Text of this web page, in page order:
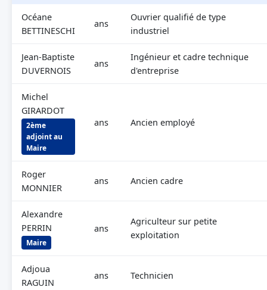
Océane
BETTINESCHI
ans
Ouvrier qualifié de type
industriel
Jean-Baptiste
DUVERNOIS
ans
Ingénieur et cadre technique
d'entreprise
Michel
GIRARDOT
2ème
adjoint au
Maire
ans Ancien employé
Roger
MONNIER
ans Ancien cadre
Alexandre
PERRIN
Maire
ans
Agriculteur sur petite
exploitation
Adjoua
RAGUIN
ans Technicien